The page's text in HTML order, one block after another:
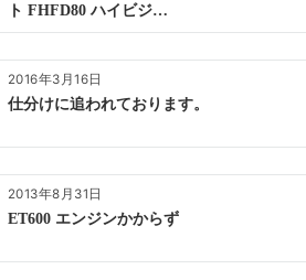
ト FHFD80 ハイビジ…
2016年3月16日
仕分けに追われております。
2013年8月31日
ET600 エンジンかからず